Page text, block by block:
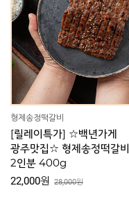
형제송정떡갈비
[릴레이특가] ☆백년가게
광주맛집☆ 형제송정떡갈비
2인분 400g
22,000원 28,000원